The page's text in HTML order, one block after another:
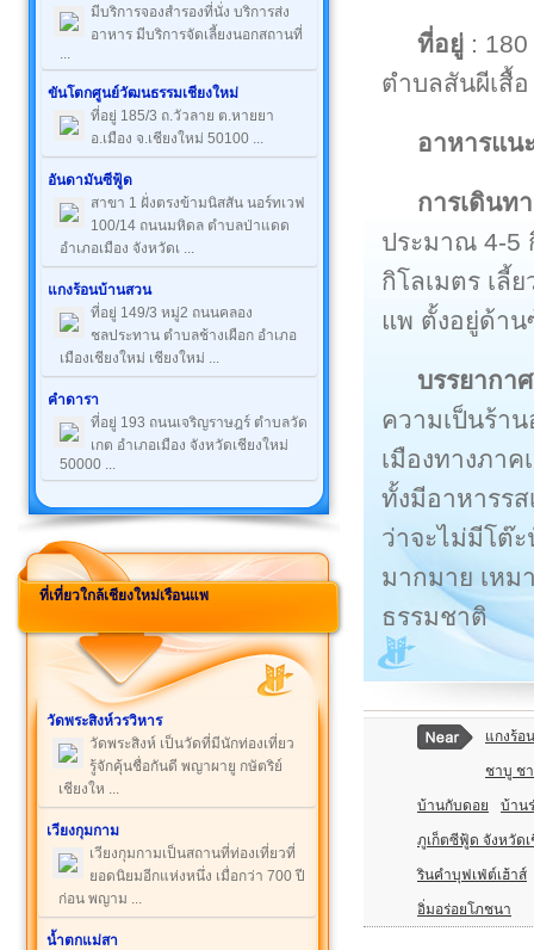
มีบริการจองสำรองที่นั่ง บริการส่ง
อาหาร มีบริการจัดเลี้ยงนอกสถานที่
...
ขันโตกศูนย์วัฒนธรรมเชียงใหม่
ที่อยู่ 185/3 ถ.วัวลาย ต.หายยา
อ.เมือง จ.เชียงใหม่ 50100 ...
อันดามันซีฟู้ด
สาขา 1 ฝั่งตรงข้ามนิสสัน นอร์ทเวฟ
100/14 ถนนมหิดล ตำบลป่าแดด
อำเภอเมือง จังหวัดเ ...
แกงร้อนบ้านสวน
ที่อยู่ 149/3 หมู่2 ถนนคลอง
ชลประทาน ตำบลช้างเผือก อำเภอ
เมืองเชียงใหม่ เชียงใหม่ ...
คำดารา
ที่อยู่ 193 ถนนเจริญราษฎร์ ตำบลวัด
เกต อำเภอเมือง จังหวัดเชียงใหม่
50000 ...
ที่เที่ยวใกล้เชียงใหม่เรือนแพ
วัดพระสิงห์วรวิหาร
วัดพระสิงห์ เป็นวัดที่มีนักท่องเที่ยว
รู้จักคุ้นชื่อกันดี พญาผายู กษัตริย์
เชียงให ...
เวียงกุมกาม
เวียงกุมกามเป็นสถานที่ท่องเที่ยวที่
ยอดนิยมอีกแห่งหนึ่ง เมื่อกว่า 700 ปี
ก่อน พญาม ...
น้ำตกแม่สา
ที่อยู่ :
ตำบลสันผีเสื้
อาหารแน
การเดินท
ประมาณ 4-5
กิโลเมตร เลี้
แพ ตั้งอยู่ด้า
บรรยากาศ
ความเป็นร้า
เมืองทางภา
ทั้งมีอาหารร
ว่าจะไม่มีโต๊ะ
มากมาย เห
ธรรมชาติ
แกงร้อ
ชาบู ช
บ้านกับดอย บ้าน
ภูเก็ตซีฟู้ด จังหวัด
รินคำบุฟเฟ่ต์เฮ้าส์
อิ่มอร่อยโภชนา